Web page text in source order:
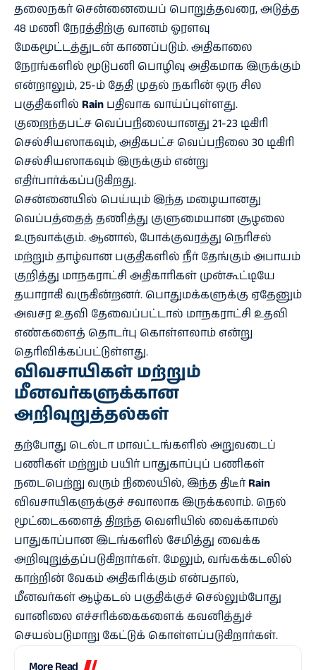
தலைநகர் சென்னையைப் பொறுத்தவரை, அடுத்த
48 மணி நேரத்திற்கு வானம் ஓரளவு
மேகமூட்டத்துடன் காணப்படும். அதிகாலை
நேரங்களில் மூடுபனி பொழிவு அதிகமாக இருக்கும்
என்றாலும், 25-ம் தேதி முதல் நகரின் ஒரு சில
பகுதிகளில் Rain பதிவாக வாய்ப்புள்ளது.
குறைந்தபட்ச வெப்பநிலையானது 21-23 டிகிரி
செல்சியஸாகவும், அதிகபட்ச வெப்பநிலை 30 டிகிரி
செல்சியஸாகவும் இருக்கும் என்று
எதிர்பார்க்கப்படுகிறது.
சென்னையில் பெய்யும் இந்த மழையானது
வெப்பத்தைத் தணித்து குளுமையான சூழலை
உருவாக்கும். ஆனால், போக்குவரத்து நெரிசல்
மற்றும் தாழ்வான பகுதிகளில் நீர் தேங்கும் அபாயம்
குறித்து மாநகராட்சி அதிகாரிகள் முன்கூட்டியே
தயாராகி வருகின்றனர். பொதுமக்களுக்கு ஏதேனும்
அவசர உதவி தேவைப்பட்டால் மாநகராட்சி உதவி
எண்களைத் தொடர்பு கொள்ளலாம் என்று
தெரிவிக்கப்பட்டுள்ளது.
விவசாயிகள் மற்றும்
மீனவர்களுக்கான
அறிவுறுத்தல்கள்
தற்போது டெல்டா மாவட்டங்களில் அறுவடைப்
பணிகள் மற்றும் பயிர் பாதுகாப்புப் பணிகள்
நடைபெற்று வரும் நிலையில், இந்த திடீர்Rain
விவசாயிகளுக்குச் சவாலாக இருக்கலாம். நெல்
மூட்டைகளைத் திறந்த வெளியில் வைக்காமல்
பாதுகாப்பான இடங்களில் சேமித்து வைக்க
அறிவுறுத்தப்படுகிறார்கள். மேலும், வங்கக்கடலில்
காற்றின் வேகம் அதிகரிக்கும் என்பதால்,
மீனவர்கள் ஆழ்கடல் பகுதிக்குச் செல்லும்போது
வானிலை எச்சரிக்கைகளைக் கவனித்துச்
செயல்படுமாறு கேட்டுக் கொள்ளப்படுகிறார்கள்.